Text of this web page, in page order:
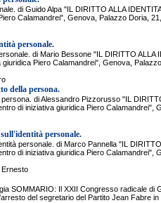
di Guido Alpa "IL DIRITTO ALLA
Calamandrei", Genova, Palazzo Doria,
personale.
di Mario Bessone "IL DIRITTO ALLA
Piero Calamandrei", Genova,
della persona.
di Alessandro Pizzorusso "IL
di iniziativa giuridica Piero Calamandrei",
personale.
personale. di Marco Pannella "IL
di iniziativa giuridica Piero Calamandrei",
Ernesto
SOMMARIO: Il XXII Congresso radicale di
del segretario del Partito Jean Fabre